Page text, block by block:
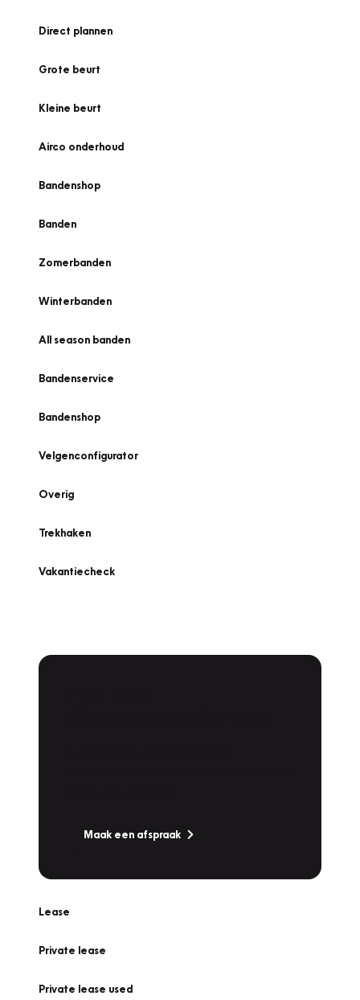
Direct plannen
Grote beurt
Kleine beurt
Airco onderhoud
Bandenshop
Banden
Zomerbanden
Winterbanden
All season banden
Bandenservice
Bandenshop
Velgenconfigurator
Overig
Trekhaken
Vakantiecheck
Maak een afspraak
Lease
Private lease
Private lease used